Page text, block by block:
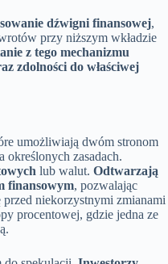
dźwigni finansowej,
przy niższym wkładzie
z tego mechanizmu
zdolności do właściwej
umożliwiają dwóm stronom
określonych zasadach.
lub walut. Odtwarzają
finansowym, pozwalając
niekorzystnymi zmianami
procentowej, gdzie jedna ze